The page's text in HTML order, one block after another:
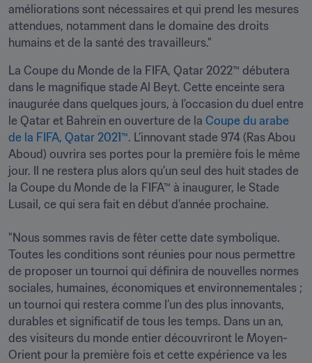
améliorations sont nécessaires et qui prend les mesures
attendues, notamment dans le domaine des droits
humains et de la santé des travailleurs."
La Coupe du Monde de la FIFA, Qatar 2022™ débutera
dans le magnifique stade Al Beyt. Cette enceinte sera
inaugurée dans quelques jours, à l’occasion du duel entre
le Qatar et Bahreïn en ouverture de la Coupe du arabe
de la FIFA, Qatar 2021™. L’innovant stade 974 (Ras Abou
Aboud) ouvrira ses portes pour la première fois le même
jour. Il ne restera plus alors qu’un seul des huit stades de
la Coupe du Monde de la FIFA™ à inaugurer, le Stade
Lusail, ce qui sera fait en début d’année prochaine.
"Nous sommes ravis de fêter cette date symbolique.
Toutes les conditions sont réunies pour nous permettre
de proposer un tournoi qui définira de nouvelles normes
sociales, humaines, économiques et environnementales ;
un tournoi qui restera comme l’un des plus innovants,
durables et significatif de tous les temps. Dans un an,
des visiteurs du monde entier découvriront le Moyen-
Orient pour la première fois et cette expérience va les